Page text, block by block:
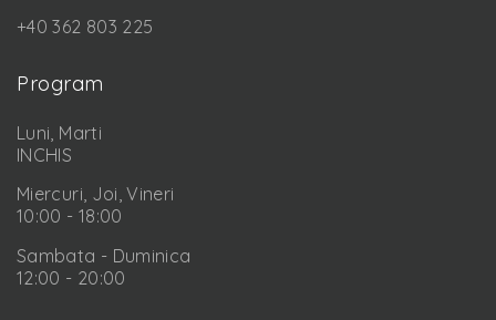
+40 362 803 225
Program
Luni, Marti
INCHIS
Miercuri, Joi, Vineri
10:00 - 18:00
Sambata - Duminica
12:00 - 20:00